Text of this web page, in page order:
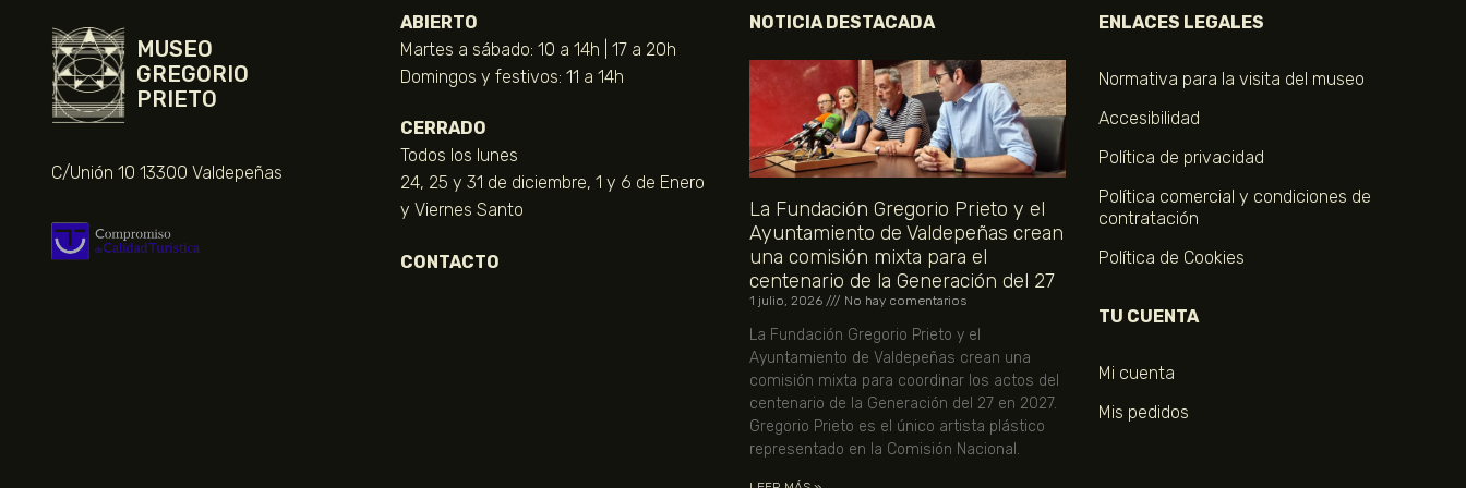
MUSEO
GREGORIO
PRIETO
C/Unión 10 13300 Valdepeñas
ABIERTO
Martes a sábado: 10 a 14h | 17 a 20h
Domingos y festivos: 11 a 14h
CERRADO
Todos los lunes
24, 25 y 31 de diciembre, 1 y 6 de Enero
y Viernes Santo
CONTACTO
NOTICIA DESTACADA
La Fundación Gregorio Prieto y el
Ayuntamiento de Valdepeñas crean
una comisión mixta para el
centenario de la Generación del 27
1 julio, 2026 No hay comentarios
La Fundación Gregorio Prieto y el
Ayuntamiento de Valdepeñas crean una
comisión mixta para coordinar los actos del
centenario de la Generación del 27 en 2027.
Gregorio Prieto es el único artista plástico
representado en la Comisión Nacional.
ENLACES LEGALES
Normativa para la visita del museo
Accesibilidad
Política de privacidad
Política comercial y condiciones de
contratación
Política de Cookies
TU CUENTA
Mi cuenta
Mis pedidos